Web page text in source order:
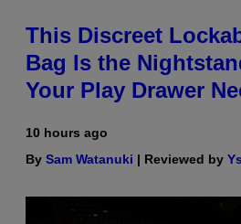
This Discreet
Bag Is the
Your Play Drawer
10 hours ago
By Sam Watanuki | Reviewed by